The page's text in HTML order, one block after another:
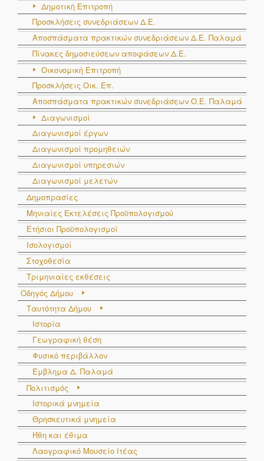
Δημοτική Επιτροπή
Προσκλήσεις συνεδριάσεων Δ.Ε.
Αποσπάσματα πρακτικών συνεδριάσεων Δ.E. Παλαμά
Πίνακες δημοσιεύσεων αποφάσεων Δ.Ε.
Οικονομική Επιτροπή
Προσκλήσεις Οικ. Επ.
Αποσπάσματα πρακτικών συνεδριάσεων Ο.E. Παλαμά
Διαγωνισμοί
Διαγωνισμοί έργων
Διαγωνισμοί προμηθειών
Διαγωνισμοί υπηρεσιών
Διαγωνισμοί μελετών
Δημοπρασίες
Μηνιαίες Εκτελέσεις Προϋπολογισμού
Ετήσιοι Προϋπολογισμοί
Ισολογισμοί
Στοχοθεσία
Τριμηνιαίες εκθέσεις
Οδηγός Δήμου
Ταυτότητα Δήμου
Ιστορία
Γεωγραφική θέση
Φυσικό περιβάλλον
Έμβλημα Δ. Παλαμά
Πολιτισμός
Ιστορικά μνημεία
Θρησκευτικά μνημεία
Ήθη και έθιμα
Λαογραφικό Μουσείο Ιτέας